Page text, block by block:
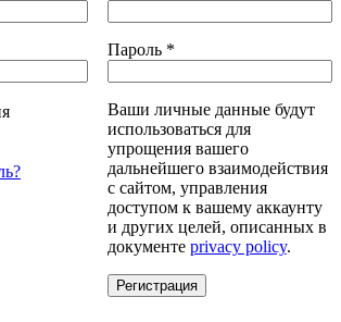
Пароль *Обязательно
Ваши личные данные будут
использоваться для
упрощения вашего
дальнейшего взаимодействия
с сайтом, управления
доступом к вашему аккаунту
и других целей, описанных в
документе privacy policy.
Регистрация